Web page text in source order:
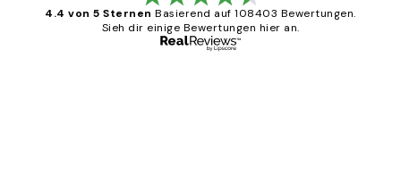
4.4 von 5 Sternen Basierend auf 108403 Bewertungen.
Sieh dir einige Bewertungen hier an.